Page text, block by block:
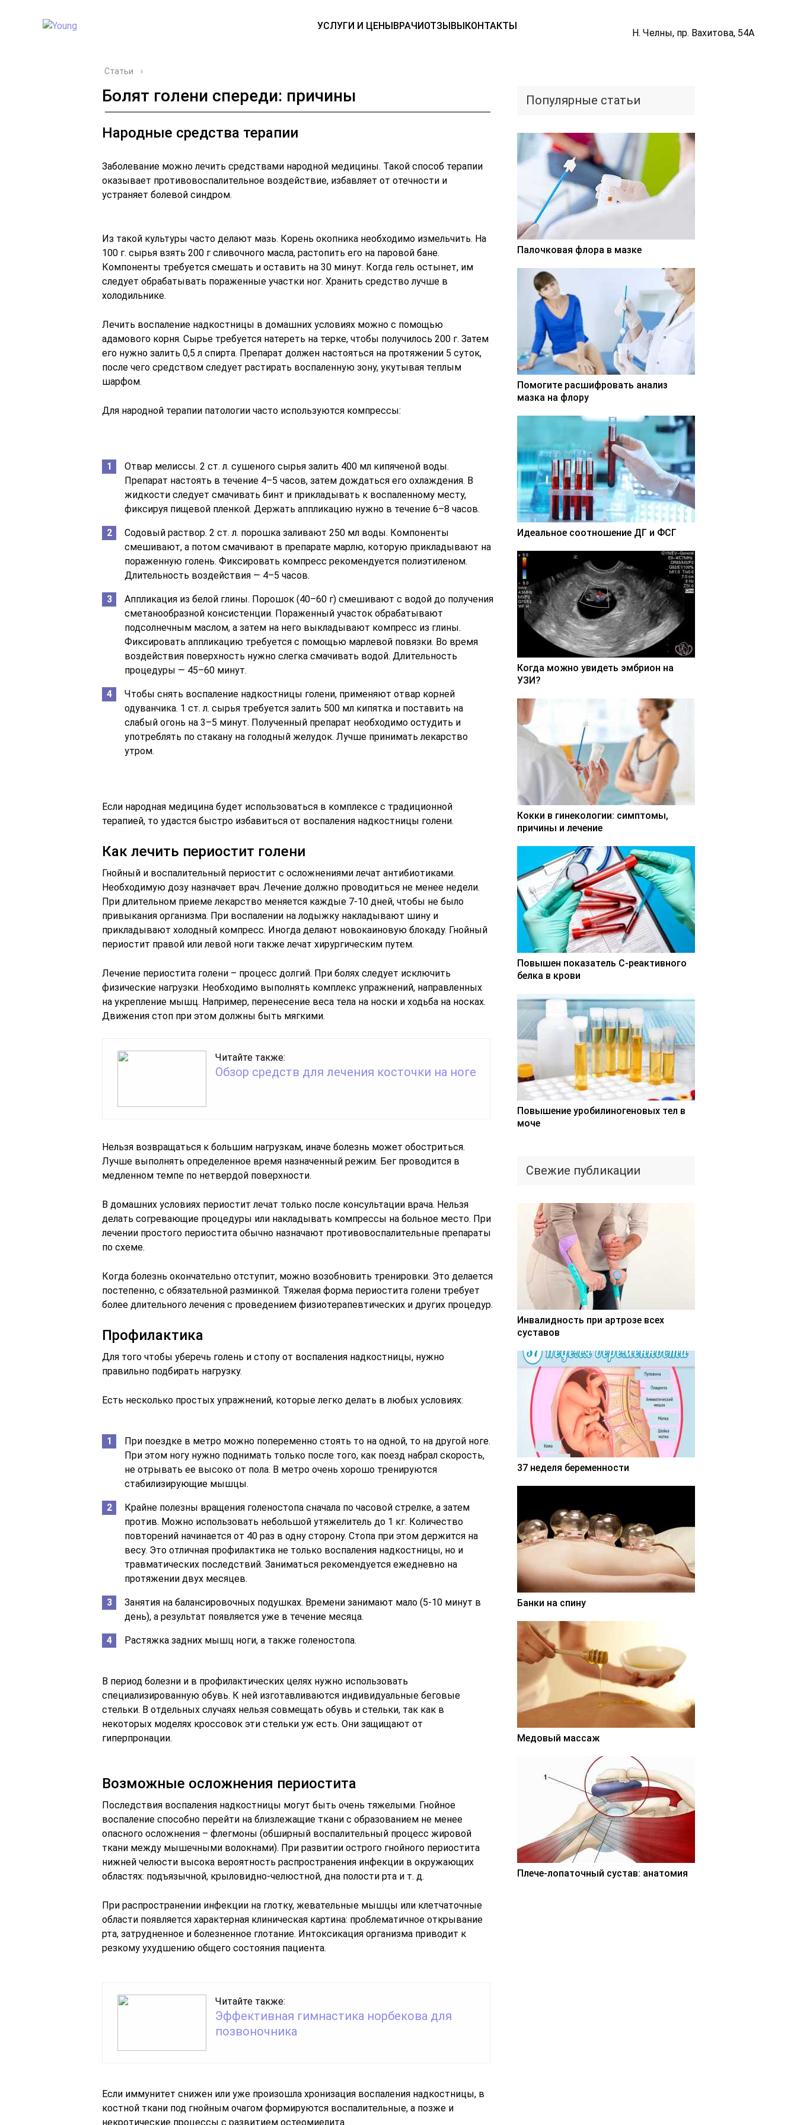
УСЛУГИ И ЦЕНЫВРАЧИОТЗЫВЫКОНТАКТЫ
Н. Челны, пр. Вахитова, 54А
Статьи ›
Болят голени спереди: причины
Народные средства терапии
Заболевание можно лечить средствами народной медицины. Такой способ терапии
оказывает противовоспалительное воздействие, избавляет от отечности и
устраняет болевой синдром.
Из такой культуры часто делают мазь. Корень окопника необходимо измельчить. На
100 г. сырья взять 200 г сливочного масла, растопить его на паровой бане.
Компоненты требуется смешать и оставить на 30 минут. Когда гель остынет, им
следует обрабатывать пораженные участки ног. Хранить средство лучше в
холодильнике.
Лечить воспаление надкостницы в домашних условиях можно с помощью
адамового корня. Сырье требуется натереть на терке, чтобы получилось 200 г. Затем
его нужно залить 0,5 л спирта. Препарат должен настояться на протяжении 5 суток,
после чего средством следует растирать воспаленную зону, укутывая теплым
шарфом.
Для народной терапии патологии часто используются компрессы:
Отвар мелиссы. 2 ст. л. сушеного сырья залить 400 мл кипяченой воды.
Препарат настоять в течение 4–5 часов, затем дождаться его охлаждения. В
жидкости следует смачивать бинт и прикладывать к воспаленному месту,
фиксируя пищевой пленкой. Держать аппликацию нужно в течение 6–8 часов.
Содовый раствор. 2 ст. л. порошка заливают 250 мл воды. Компоненты
смешивают, а потом смачивают в препарате марлю, которую прикладывают на
пораженную голень. Фиксировать компресс рекомендуется полиэтиленом.
Длительность воздействия — 4–5 часов.
Аппликация из белой глины. Порошок (40–60 г) смешивают с водой до получения
сметанообразной консистенции. Пораженный участок обрабатывают
подсолнечным маслом, а затем на него выкладывают компресс из глины.
Фиксировать аппликацию требуется с помощью марлевой повязки. Во время
воздействия поверхность нужно слегка смачивать водой. Длительность
процедуры — 45–60 минут.
Чтобы снять воспаление надкостницы голени, применяют отвар корней
одуванчика. 1 ст. л. сырья требуется залить 500 мл кипятка и поставить на
слабый огонь на 3–5 минут. Полученный препарат необходимо остудить и
употреблять по стакану на голодный желудок. Лучше принимать лекарство
утром.
Если народная медицина будет использоваться в комплексе с традиционной
терапией, то удастся быстро избавиться от воспаления надкостницы голени.
Как лечить периостит голени
Гнойный и воспалительный периостит с осложнениями лечат антибиотиками.
Необходимую дозу назначает врач. Лечение должно проводиться не менее недели.
При длительном приеме лекарство меняется каждые 7-10 дней, чтобы не было
привыкания организма. При воспалении на лодыжку накладывают шину и
прикладывают холодный компресс. Иногда делают новокаиновую блокаду. Гнойный
периостит правой или левой ноги также лечат хирургическим путем.
Лечение периостита голени – процесс долгий. При болях следует исключить
физические нагрузки. Необходимо выполнять комплекс упражнений, направленных
на укрепление мышц. Например, перенесение веса тела на носки и ходьба на носках.
Движения стоп при этом должны быть мягкими.
Читайте также:
Обзор средств для лечения косточки на ноге
Нельзя возвращаться к большим нагрузкам, иначе болезнь может обостриться.
Лучше выполнять определенное время назначенный режим. Бег проводится в
медленном темпе по нетвердой поверхности.
В домашних условиях периостит лечат только после консультации врача. Нельзя
делать согревающие процедуры или накладывать компрессы на больное место. При
лечении простого периостита обычно назначают противовоспалительные препараты
по схеме.
Когда болезнь окончательно отступит, можно возобновить тренировки. Это делается
постепенно, с обязательной разминкой. Тяжелая форма периостита голени требует
более длительного лечения с проведением физиотерапевтических и других процедур.
Профилактика
Для того чтобы уберечь голень и стопу от воспаления надкостницы, нужно
правильно подбирать нагрузку.
Есть несколько простых упражнений, которые легко делать в любых условиях:
При поездке в метро можно попеременно стоять то на одной, то на другой ноге.
При этом ногу нужно поднимать только после того, как поезд набрал скорость,
не отрывать ее высоко от пола. В метро очень хорошо тренируются
стабилизирующие мышцы.
Крайне полезны вращения голеностопа сначала по часовой стрелке, а затем
против. Можно использовать небольшой утяжелитель до 1 кг. Количество
повторений начинается от 40 раз в одну сторону. Стопа при этом держится на
весу. Это отличная профилактика не только воспаления надкостницы, но и
травматических последствий. Заниматься рекомендуется ежедневно на
протяжении двух месяцев.
Занятия на балансировочных подушках. Времени занимают мало (5-10 минут в
день), а результат появляется уже в течение месяца.
Растяжка задних мышц ноги, а также голеностопа.
В период болезни и в профилактических целях нужно использовать
специализированную обувь. К ней изготавливаются индивидуальные беговые
стельки. В отдельных случаях нельзя совмещать обувь и стельки, так как в
некоторых моделях кроссовок эти стельки уж есть. Они защищают от
гиперпронации.
Возможные осложнения периостита
Последствия воспаления надкостницы могут быть очень тяжелыми. Гнойное
воспаление способно перейти на близлежащие ткани с образованием не менее
опасного осложнения – флегмоны (обширный воспалительный процесс жировой
ткани между мышечными волокнами). При развитии острого гнойного периостита
нижней челюсти высока вероятность распространения инфекции в окружающих
областях: подъязычной, крыловидно-челюстной, дна полости рта и т. д.
При распространении инфекции на глотку, жевательные мышцы или клетчаточные
области появляется характерная клиническая картина: проблематичное открывание
рта, затрудненное и болезненное глотание. Интоксикация организма приводит к
резкому ухудшению общего состояния пациента.
Читайте также:
Эффективная гимнастика норбекова для
позвоночника
Если иммунитет снижен или уже произошла хронизация воспаления надкостницы, в
костной ткани под гнойным очагом формируются воспалительные, а позже и
некротические процессы с развитием остеомиелита.
Популярные статьи
Палочковая флора в мазке
Помогите расшифровать анализ
мазка на флору
Идеальное соотношение ДГ и ФСГ
Когда можно увидеть эмбрион на
УЗИ?
Кокки в гинекологии: симптомы,
причины и лечение
Повышен показатель С-реактивного
белка в крови
Повышение уробилиногеновых тел в
моче
Свежие публикации
Инвалидность при артрозе всех
суставов
37 неделя беременности
Банки на спину
Медовый массаж
Плече-лопаточный сустав: анатомия